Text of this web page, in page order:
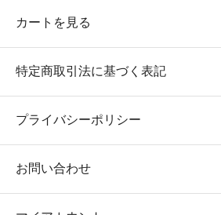
カートを見る
特定商取引法に基づく表記
プライバシーポリシー
お問い合わせ